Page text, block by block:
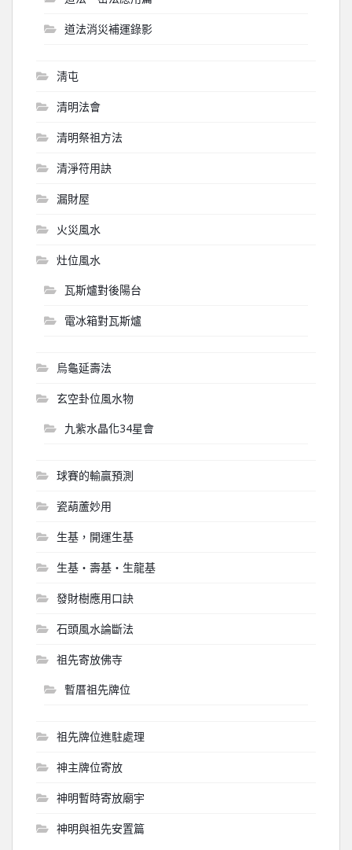
道法消災補運錄影
淸屯
清明法會
清明祭祖方法
清淨符用訣
漏財屋
火災風水
灶位風水
瓦斯爐對後陽台
電冰箱對瓦斯爐
烏龜延壽法
玄空卦位風水物
九紫水晶化34星會
球賽的輸贏預測
瓷葫蘆妙用
生基，開運生基
生基‧壽基‧生龍基
發財樹應用口訣
石頭風水論斷法
祖先寄放佛寺
暫厝祖先牌位
祖先牌位進駐處理
神主牌位寄放
神明暫時寄放廟宇
神明與祖先安置篇